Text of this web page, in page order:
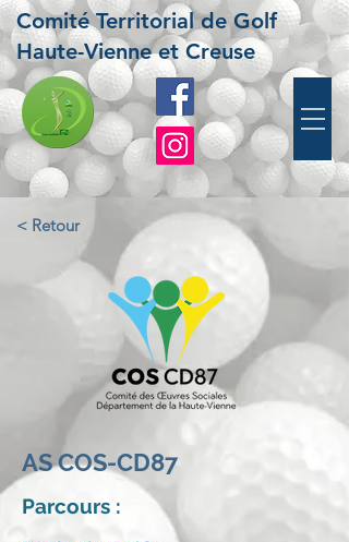
Comité Territorial de Golf
Haute-Vienne et Creuse
< Retour
AS COS-CD87
Parcours :